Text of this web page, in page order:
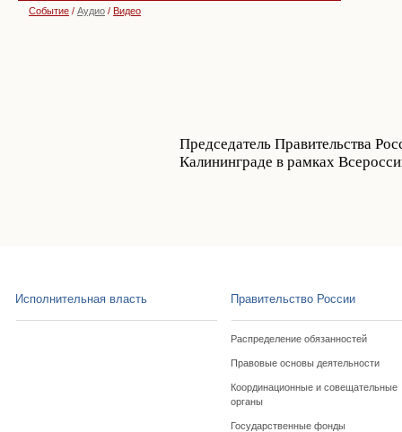
Событие / Аудио / Видео
Председатель Правительства
Калининграде в рамках
Исполнительная власть Правительство России
Распределение обязанностей
Правовые основы деятельности
Координационные и совещательные
органы
Государственные фонды